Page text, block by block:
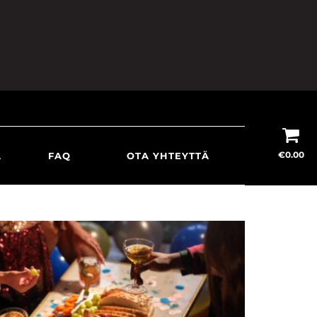
€0.00
FAQ OTA YHTEYTTÄ